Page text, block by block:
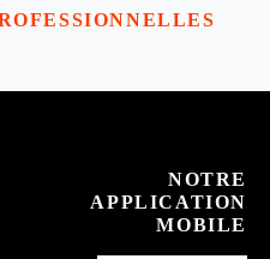
NOTRE
APPLICATION
MOBILE